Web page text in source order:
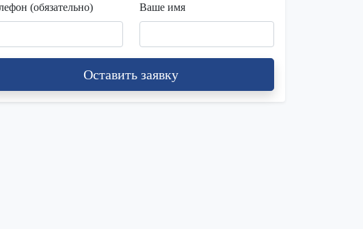
(обязательно) Ваше имя
Оставить заявку